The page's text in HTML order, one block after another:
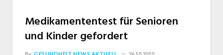
Medikamententest für Senioren
und Kinder gefordert